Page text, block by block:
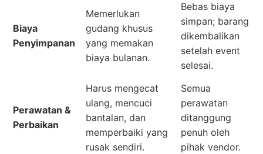
Biaya
Penyimpanan
Memerlukan
gudang khusus
yang memakan
biaya bulanan.
Bebas biaya
simpan; barang
dikembalikan
setelah event
selesai.
Perawatan &
Perbaikan
Harus mengecat
ulang, mencuci
bantalan, dan
memperbaiki yang
rusak sendiri.
Semua
perawatan
ditanggung
penuh oleh
pihak vendor.